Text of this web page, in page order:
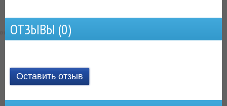
ОТЗЫВЫ (0)
Оставить отзыв